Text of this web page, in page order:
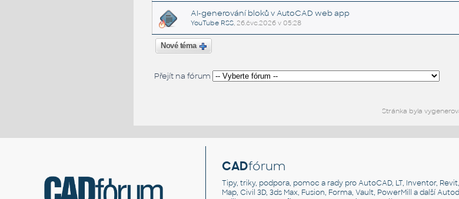
AI-generování bloků v AutoCAD web app
YouTube RSS, 26.čvc.2026 v 05:28
Nové téma
Přejít na fórum
Stránka byla
CADfórum
Tipy, triky, podpora, pomoc a rady pro AutoCAD, LT, Inventor, Revit,
Map, Civil 3D, 3ds Max, Fusion, Forma, Vault, PowerMill a další